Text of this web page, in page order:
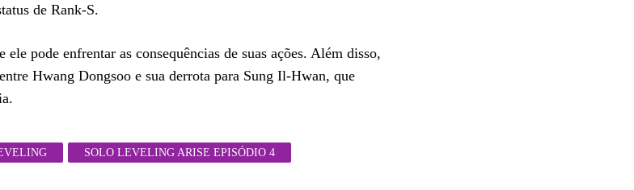
de Rank-S.
pode enfrentar as consequências de suas ações. Além disso,
Hwang Dongsoo e sua derrota para Sung Il-Hwan, que
SOLO LEVELING ARISE EPISÓDIO 4